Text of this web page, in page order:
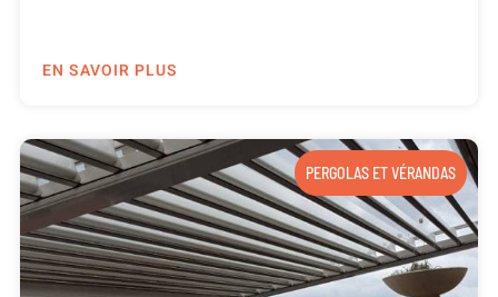
EN SAVOIR PLUS
PERGOLAS ET VÉRANDAS